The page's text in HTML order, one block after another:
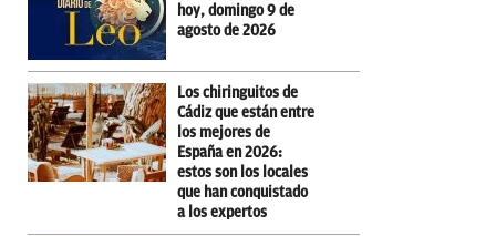
hoy, domingo 9 de
agosto de 2026
Los chiringuitos de
Cádiz que están entre
los mejores de
España en 2026:
estos son los locales
que han conquistado
a los expertos